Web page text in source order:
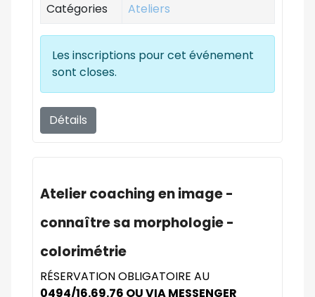
Catégories Ateliers
Les inscriptions pour cet événement
sont closes.
Détails
Atelier coaching en image -
connaître sa morphologie -
colorimétrie
RÉSERVATION OBLIGATOIRE AU
0494/16.69.76 OU VIA MESSENGER